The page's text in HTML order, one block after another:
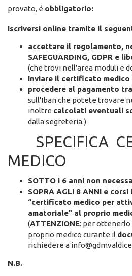
provato, é obbligatorio:
Iscriversi online tramite il
accettare il regolamento,
SAFEGUARDING, GDPR e
(che trovi nell'area moduli e
Inviare il certificato medico
procedere al pagamento
sull'Iban che potete trovare
inoltre calcolati eventuali
dalla segreteria.)
SPECIFICA
MEDICO
SOTTO i 6 anni non
SOPRA AGLI 8 ANNI e corsi
“certificato medico per
amatoriale” al proprio
(ATTENZIONE: per ottenerlo
proprio medico curante il
richiedere a
N.B.